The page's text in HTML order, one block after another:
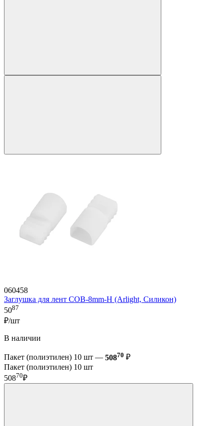
060458
Заглушка для лент COB-8mm-H (Arlight, Силикон)
5087
₽/шт
В наличии
Пакет (полиэтилен) 10 шт — 50870 ₽
Пакет (полиэтилен) 10 шт
50870₽